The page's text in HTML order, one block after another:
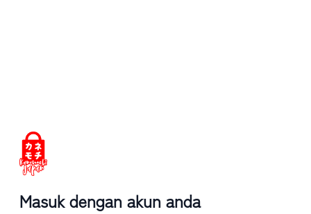
Masuk dengan akun anda